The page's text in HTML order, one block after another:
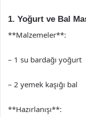
1. Yoğurt ve Bal
**Malzemeler**:
– 1 su bardağı yoğurt
– 2 yemek kaşığı bal
**Hazırlanışı**: